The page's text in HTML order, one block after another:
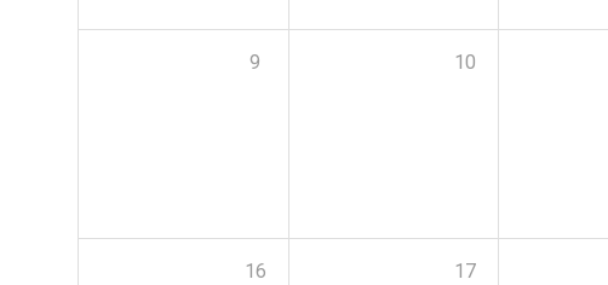
9 10
16 17